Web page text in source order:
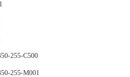
255-C500
255-M001